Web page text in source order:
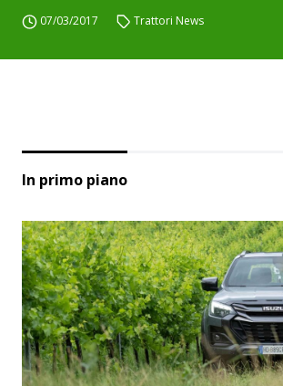
07/03/2017 Trattori News
In primo piano